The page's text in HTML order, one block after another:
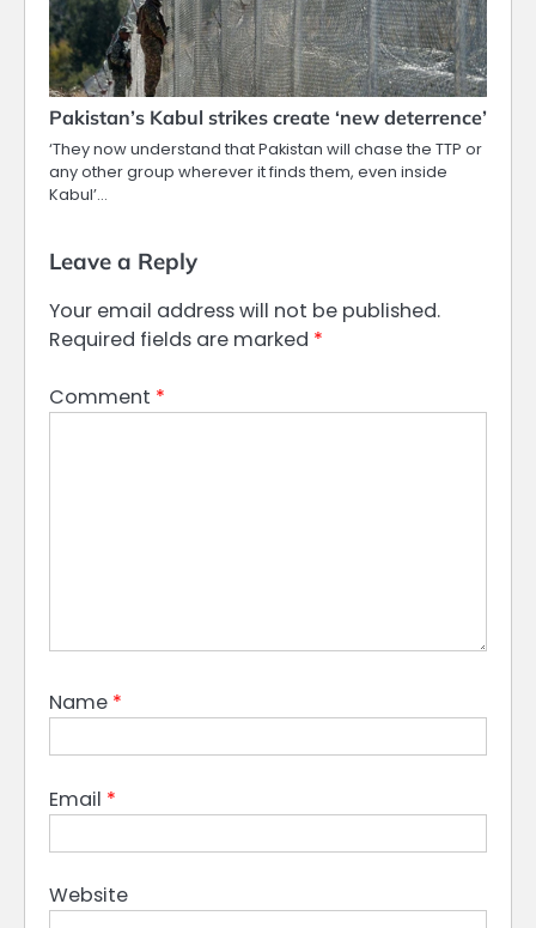
Pakistan’s Kabul strikes create ‘new deterrence’
‘They now understand that Pakistan will chase the TTP or
any other group wherever it finds them, even inside
Kabul’…
Leave a Reply
Your email address will not be published.
Required fields are marked *
Comment *
Name *
Email *
Website